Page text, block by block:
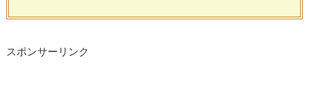
スポンサーリンク